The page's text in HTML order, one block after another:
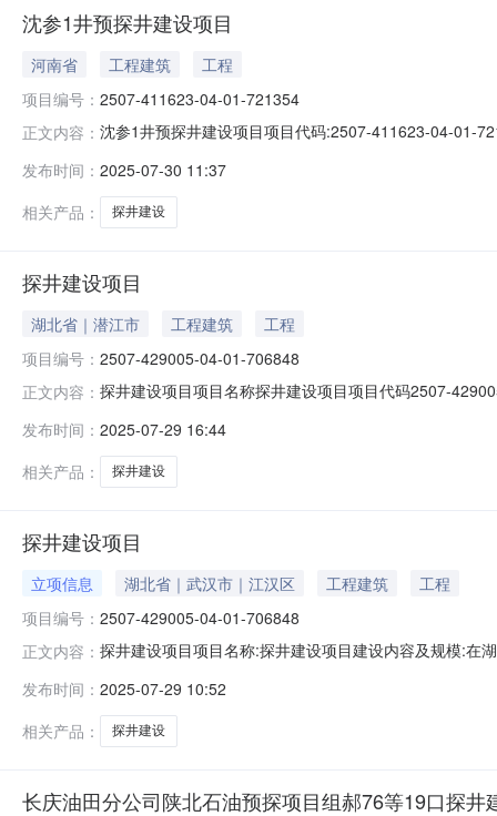
沈参1井预探井建设项目
河南省 工程建筑
工程
项目编号： 2507-411623-04-01-721354
正文内容： 沈参1井预探井建设项目项目代码:2507-411623-04-01-
格按照要求在系统上填报项目建设进度。2025-07-30
发布时间： 2025-07-30 11:37
相关产品：
探井建设
探井建设项目
湖北省｜潜江市 工程建筑
工程
项目编号： 2507-429005-04-01-706848
正文内容： 探井建设项目项目名称探井建设项目项目代码2507-
发布时间： 2025-07-29 16:44
相关产品：
探井建设
探井建设项目
立项信息 湖北省｜武汉市｜江汉区 工程建筑
工程
项目编号： 2507-429005-04-01-706848
正文内容： 探井建设项目项目名称:探井建设项目建设内容及规模:在
单位:中国石油化工股份有限公司江汉油田分公司江汉采
发布时间： 2025-07-29 10:52
相关产品：
探井建设
长庆油田分公司陕北石油预探项目组郝76等19口探